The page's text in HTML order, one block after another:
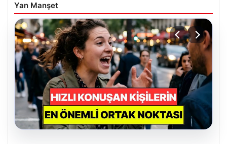
Yan Manşet